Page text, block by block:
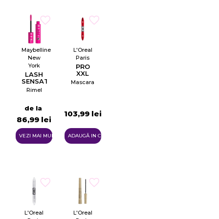
Maybelline
New
York
LASH
SENSATIONAL
FIREWORK
Rimel
de la
86,99 lei
VEZI MAI MULTE
L'Oreal
Paris
PRO
XXL
LIFT
Mascara
103,99 lei
ADAUGĂ IN COŞ
L'Oreal
L'Oreal
Creeaza o lista de dorinte